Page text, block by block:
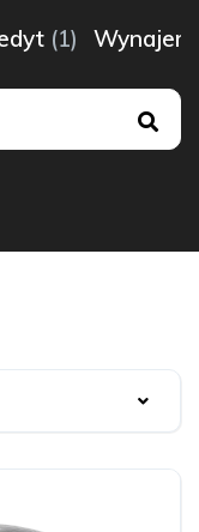
(1) Wynajem